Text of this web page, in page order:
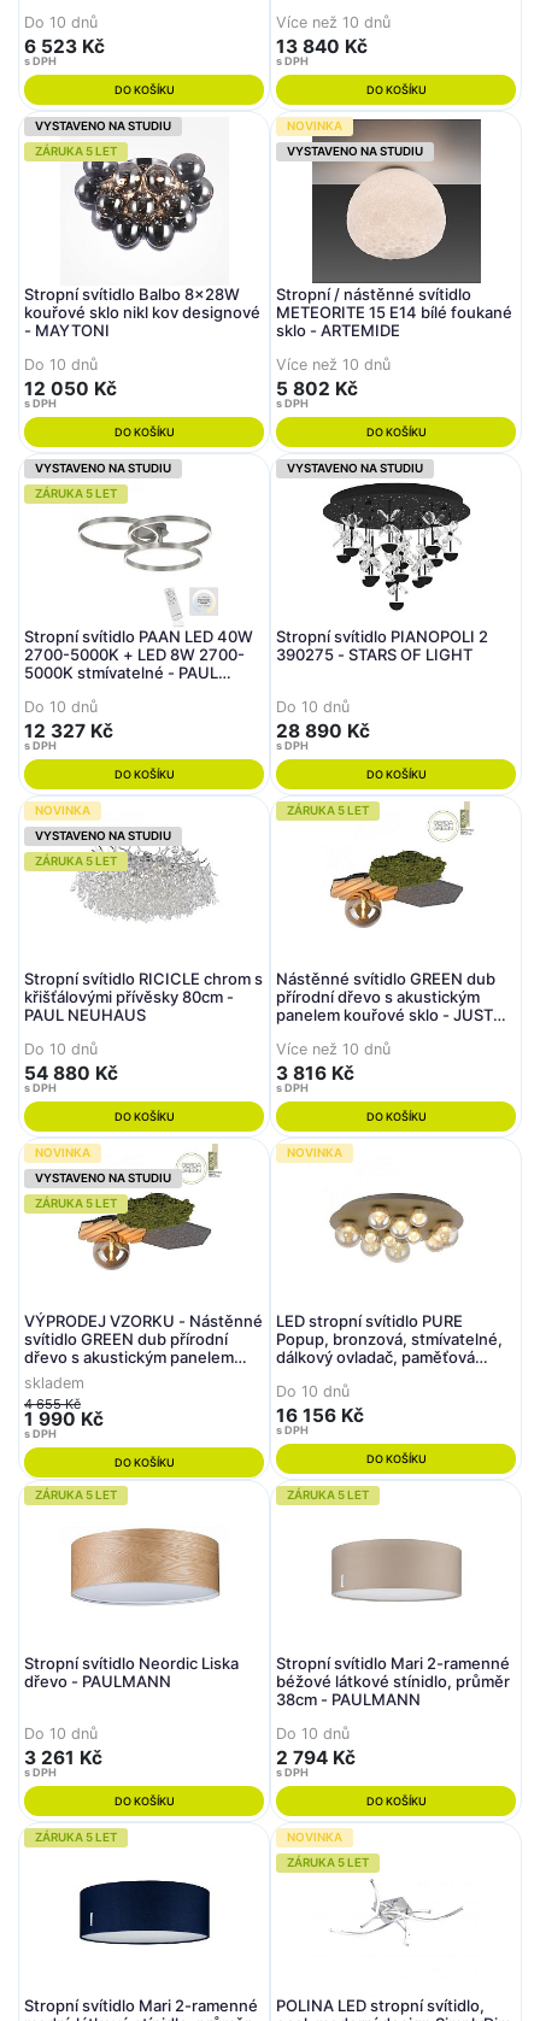
Do 10 dnů
6 523 Kč
s DPH
DO KOŠÍKU
Více než 10 dnů
13 840 Kč
s DPH
DO KOŠÍKU
VYSTAVENO NA STUDIU
ZÁRUKA 5 LET
Stropní svítidlo Balbo 8x28W
kouřové sklo nikl kov designové
- MAYTONI
Do 10 dnů
12 050 Kč
s DPH
DO KOŠÍKU
NOVINKA
VYSTAVENO NA STUDIU
Stropní / nástěnné svítidlo
METEORITE 15 E14 bílé foukané
sklo - ARTEMIDE
Více než 10 dnů
5 802 Kč
s DPH
DO KOŠÍKU
VYSTAVENO NA STUDIU
ZÁRUKA 5 LET
Stropní svítidlo PAAN LED 40W
2700-5000K + LED 8W 2700-
5000K stmívatelné - PAUL
Do 10 dnů
12 327 Kč
s DPH
DO KOŠÍKU
VYSTAVENO NA STUDIU
Stropní svítidlo PIANOPOLI 2
390275 - STARS OF LIGHT
Do 10 dnů
28 890 Kč
s DPH
DO KOŠÍKU
NOVINKA
VYSTAVENO NA STUDIU
ZÁRUKA 5 LET
Stropní svítidlo RICICLE chrom s
křišťálovými přívěsky 80cm -
PAUL NEUHAUS
Do 10 dnů
54 880 Kč
s DPH
DO KOŠÍKU
ZÁRUKA 5 LET
Nástěnné svítidlo GREEN dub
přírodní dřevo s akustickým
panelem kouřové sklo - JUST
Více než 10 dnů
3 816 Kč
s DPH
DO KOŠÍKU
NOVINKA
VYSTAVENO NA STUDIU
ZÁRUKA 5 LET
VÝPRODEJ VZORKU - Nástěnné
svítidlo GREEN dub přírodní
dřevo s akustickým panelem
kouřové sklo - JUST LIGHT
skladem
4 655 Kč
1 990 Kč
s DPH
DO KOŠÍKU
NOVINKA
LED stropní svítidlo PURE
Popup, bronzová, stmívatelné,
dálkový ovladač, paměťová
NEUHAUS
Do 10 dnů
16 156 Kč
s DPH
DO KOŠÍKU
ZÁRUKA 5 LET
Stropní svítidlo Neordic Liska
dřevo - PAULMANN
Do 10 dnů
3 261 Kč
s DPH
DO KOŠÍKU
ZÁRUKA 5 LET
Stropní svítidlo Mari 2-ramenné
béžové látkové stínidlo, průměr
38cm - PAULMANN
Do 10 dnů
2 794 Kč
s DPH
DO KOŠÍKU
ZÁRUKA 5 LET
Stropní svítidlo Mari 2-ramenné
NOVINKA
ZÁRUKA 5 LET
POLINA LED stropní svítidlo,